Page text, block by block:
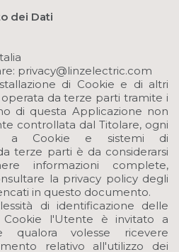
dei Dati
privacy@linzelectric.com
di Cookie e di altri
da terze parti tramite i
di questa Applicazione non
controllata dal Titolare, ogni
a Cookie e sistemi di
terze parti è da considerarsi
informazioni complete,
la privacy policy degli
in questo documento.
di identificazione delle
l'Utente è invitato a
qualora volesse ricevere
relativo all'utilizzo dei